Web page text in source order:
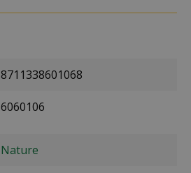
8711338601068
6060106
Nature